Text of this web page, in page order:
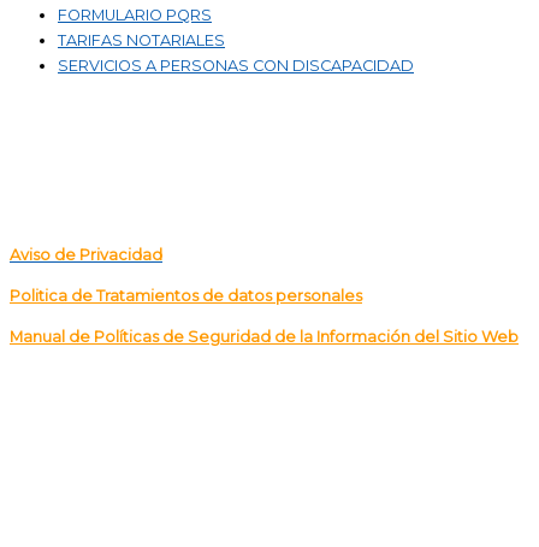
FORMULARIO PQRS
TARIFAS NOTARIALES
SERVICIOS A PERSONAS CON DISCAPACIDAD
Aviso de Privacidad
Politica de Tratamientos de datos personales
Manual de Políticas de Seguridad de la Información del Sitio Web